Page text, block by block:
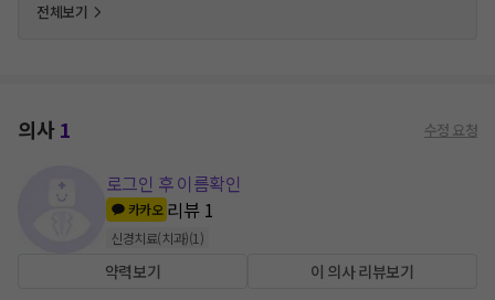
전체보기
의사1 수정 요청
로그인 후 이름확인
카카오 리뷰 1
신경치료(치과)(1 )
약력보기 이 의사 리뷰보기